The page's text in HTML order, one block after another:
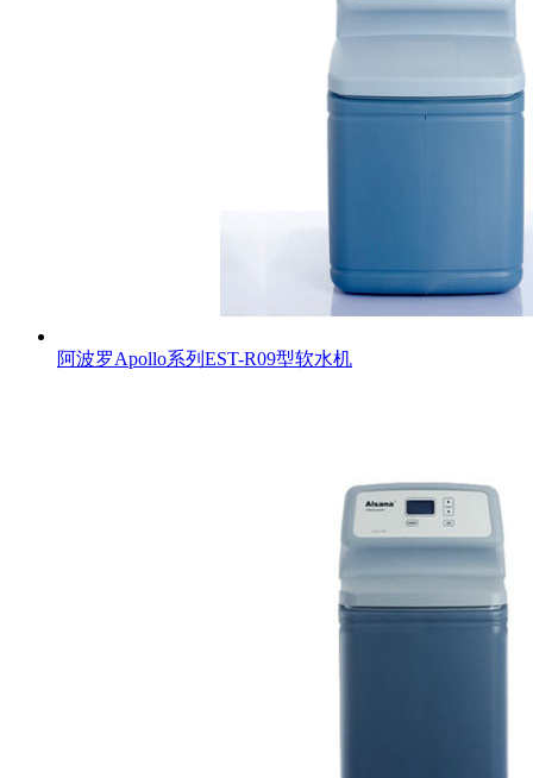
阿波罗Apollo系列EST-R09型软水机